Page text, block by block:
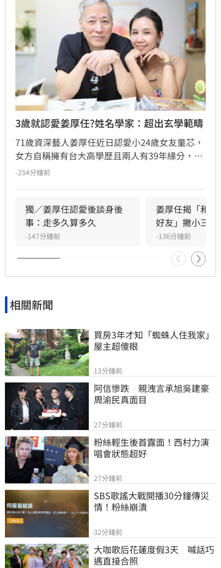
3歲就認愛姜厚任?姓名學家：超出玄學範疇
71歲資深藝人姜厚任近日認愛小24歲女友童芯，
女方自稱擁有台大高學歷且兩人有39年緣分，引
發熱議。隨後女方過往背景遭網友起底，包括多
恐有違反姓名條例疑慮，且其自稱三歲即認定對
方為老公的說法邏輯矛盾。吳睿穎直言，這段戀
情的人設背景過於離奇，已完全超出玄學範疇，
引發各界對女方真實動機的廣泛討論，這段戀情
也因此成為近期演藝圈備受矚目的焦點話題。
-254分鐘前
獨／姜厚任認愛後談身後
事：走多久算多久
-147分鐘前
姜厚任揭「和
好友」撇小三傳
-136分鐘前
相關新聞
買房3年才知「蜘蛛人住我家」
屋主超傻眼
13分鐘前
阿信慘跌　親洩言承旭吳建豪
周渝民真面目
27分鐘前
粉絲輕生後首露面！西村力演
唱會狀態超好
27分鐘前
SBS歌謠大戰開播30分鐘傳災
情！粉絲崩潰
32分鐘前
大咖歌后花蓮度假3天　喊話巧
遇直接合照